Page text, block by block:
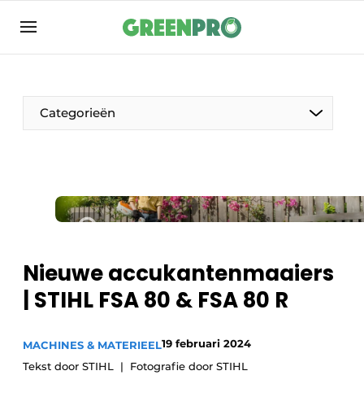
Aanmelden
Bedrijven
Contact
Groen in de zorg
Meest gelezen
Nieuwsbrief
Privacy / Cookie statement
Categorieën
Nieuwe accukantenmaaiers
| STIHL FSA 80 & FSA 80 R
MACHINES & MATERIEEL19 februari 2024
Tekst door STIHL
Fotografie door STIHL